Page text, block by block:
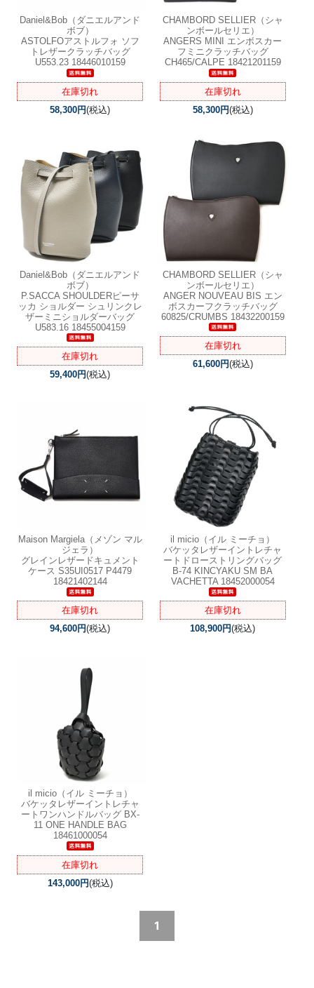
Daniel&Bob（ダニエルアンド
ボブ）
ASTOLFOアストルフォ ソフ
トレザークラッチバッグ
U553.23 18446010159
在庫切れ
58,300円(税込)
CHAMBORD SELLIER（シャ
ンボールセリエ）
ANGERS MINI エンボスカー
フミニクラッチバッグ
CH465/CALPE 18421201159
在庫切れ
58,300円(税込)
Daniel&Bob（ダニエルアンド
ボブ）
P.SACCA SHOULDERピーサ
ッカ ショルダー シュリンクレ
ザーミニショルダーバッグ
U583.16 18455004159
在庫切れ
59,400円(税込)
CHAMBORD SELLIER（シャ
ンボールセリエ）
ANGER NOUVEAU BIS エン
ボスカーフクラッチバッグ
60825/CRUMBS 18432200159
在庫切れ
61,600円(税込)
Maison Margiela（メゾン マル
ジェラ）
グレインレザードキュメント
ケース S35UI0517 P4479
18421402144
在庫切れ
94,600円(税込)
il micio（イル ミーチョ）
バケッタレザーイントレチャ
ートドローストリングバッグ
B-74 KINCYAKU SM BA
VACHETTA 18452000054
在庫切れ
108,900円(税込)
il micio（イル ミーチョ）
バケッタレザーイントレチャ
ートワンハンドルバッグ BX-
11 ONE HANDLE BAG
18461000054
在庫切れ
143,000円(税込)
1